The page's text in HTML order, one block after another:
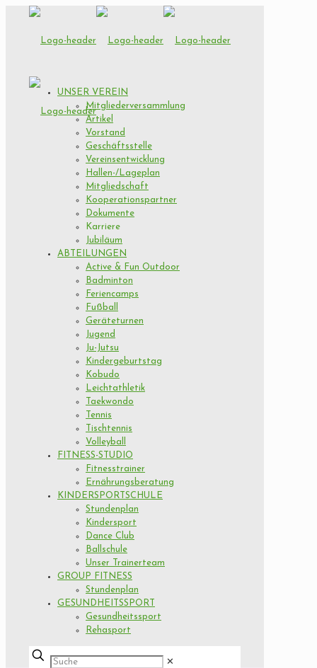
UNSER VEREIN
Mitgliederversammlung
Artikel
Vorstand
Geschäftsstelle
Vereinsentwicklung
Hallen-/Lageplan
Mitgliedschaft
Kooperationspartner
Dokumente
Karriere
Jubiläum
ABTEILUNGEN
Active & Fun Outdoor
Badminton
Feriencamps
Fußball
Geräteturnen
Jugend
Ju-Jutsu
Kindergeburtstag
Kobudo
Leichtathletik
Taekwondo
Tennis
Tischtennis
Volleyball
FITNESS-STUDIO
Fitnesstrainer
Ernährungsberatung
KINDERSPORTSCHULE
Stundenplan
Kindersport
Dance Club
Ballschule
Unser Trainerteam
GROUP FITNESS
Stundenplan
GESUNDHEITSSPORT
Gesundheitssport
Rehasport
✕